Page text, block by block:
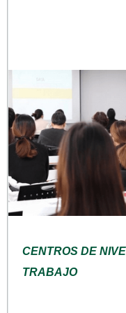
CENTROS DE
TRABAJO